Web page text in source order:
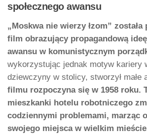
społecznego awansu
„Moskwa nie wierzy łzom”
film obrazujący propagandową
awansu w komunistycznym
wykorzystując jednak motyw kariery
dziewczyny w stolicy, stworzył małe
filmu rozpoczyna się w 1958 roku.
mieszkanki hotelu robotniczego
codziennymi problemami, marząc
swojego miejsca w wielkim